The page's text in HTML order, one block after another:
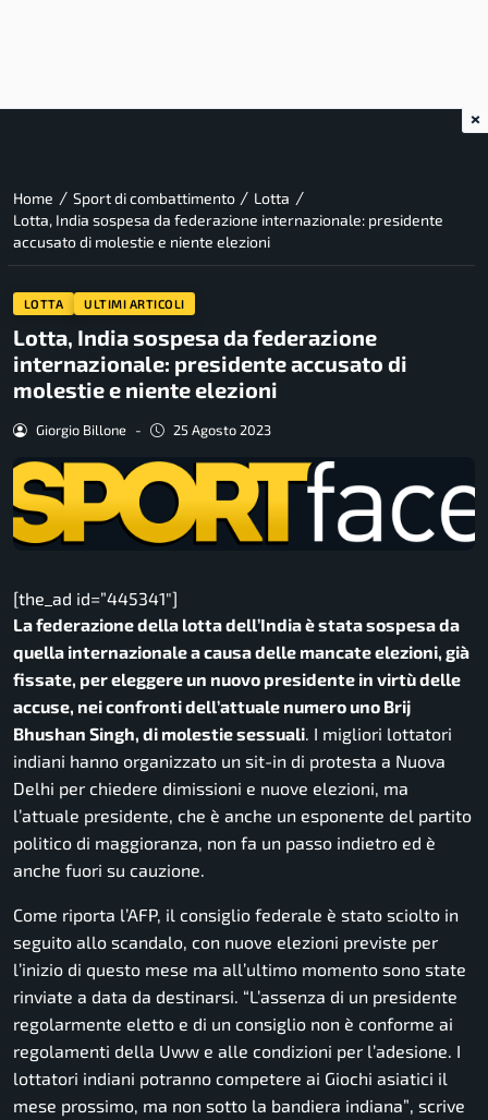
Home / Sport di combattimento / Lotta /
Lotta, India sospesa da federazione internazionale: presidente
accusato di molestie e niente elezioni
LOTTA ULTIMI ARTICOLI
Lotta, India sospesa da federazione
internazionale: presidente accusato di
molestie e niente elezioni
Giorgio Billone - 25 Agosto 2023
[the_ad id=”445341″]
La federazione della lotta dell’India è stata sospesa da
quella internazionale a causa delle mancate elezioni, già
fissate, per eleggere un nuovo presidente in virtù delle
accuse, nei confronti dell’attuale numero uno Brij
Bhushan Singh, di molestie sessuali . I migliori lottatori
indiani hanno organizzato un sit-in di protesta a Nuova
Delhi per chiedere dimissioni e nuove elezioni, ma
l’attuale presidente, che è anche un esponente del partito
politico di maggioranza, non fa un passo indietro ed è
anche fuori su cauzione.
Come riporta l’AFP, il consiglio federale è stato sciolto in
seguito allo scandalo, con nuove elezioni previste per
l’inizio di questo mese ma all’ultimo momento sono state
rinviate a data da destinarsi. “L’assenza di un presidente
regolarmente eletto e di un consiglio non è conforme ai
regolamenti della Uww e alle condizioni per l’adesione. I
lottatori indiani potranno competere ai Giochi asiatici il
mese prossimo, ma non sotto la bandiera indiana” , scrive
×